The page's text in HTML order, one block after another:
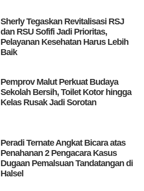
Sherly Tegaskan Revitalisasi RSJ
dan RSU Sofifi Jadi Prioritas,
Pelayanan Kesehatan Harus Lebih
Baik
Pemprov Malut Perkuat Budaya
Sekolah Bersih, Toilet Kotor hingga
Kelas Rusak Jadi Sorotan
Peradi Ternate Angkat Bicara atas
Penahanan 2 Pengacara Kasus
Dugaan Pemalsuan Tandatangan di
Halsel